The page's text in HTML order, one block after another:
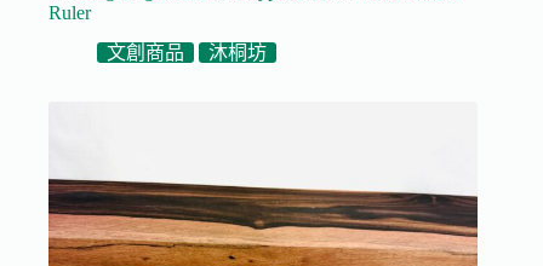
Ruler
文創商品
沐桐坊